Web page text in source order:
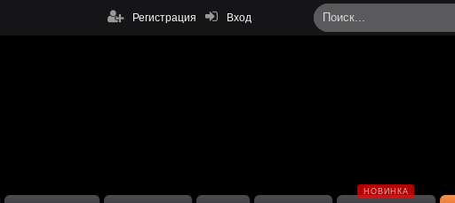
Вход
Регистрация
НОВИНКА